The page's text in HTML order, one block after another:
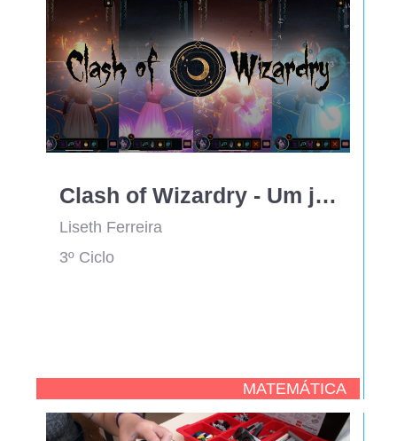
Clash of Wizardry - Um jogo matemágico
Liseth Ferreira
3º Ciclo
MATEMÁTICA